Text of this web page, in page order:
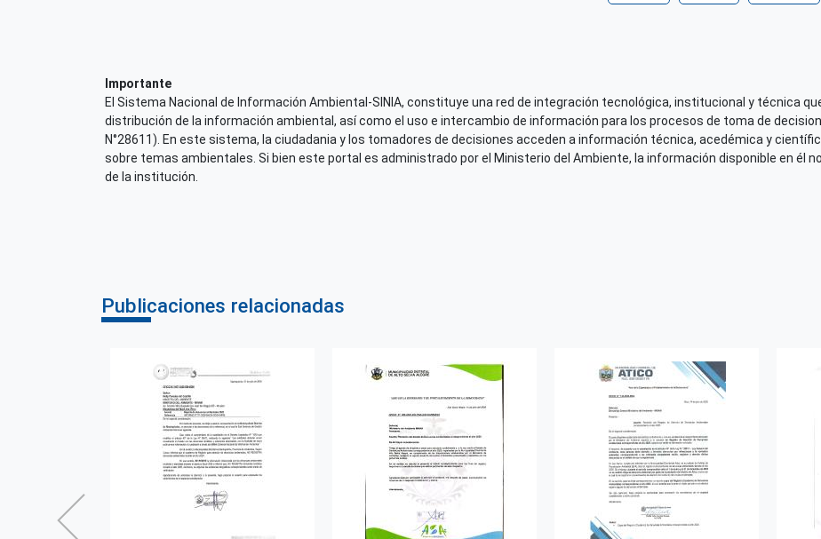
Mié, 28/08/2024 - 12:00
Responsable de la
Servicio Nacional de
Acceso irrestricto a todo su
Repositorio de origen
SINIA
Importante
El Sistema Nacional de Información Ambiental-SINIA, constituye una red de integración tecnológica, institucional y técnica
distribución de la información ambiental, así como el uso e intercambio de información para los procesos de toma de
N°28611). En este sistema, la ciudadania y los tomadores de decisiones acceden a información técnica, acedémica y
sobre temas ambientales. Si bien este portal es administrado por el Ministerio del Ambiente, la información disponible en él
de la institución.
Publicaciones relacionadas